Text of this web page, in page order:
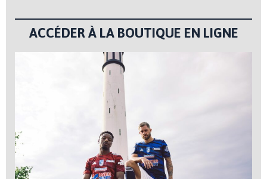
ACCÉDER À LA BOUTIQUE EN LIGNE